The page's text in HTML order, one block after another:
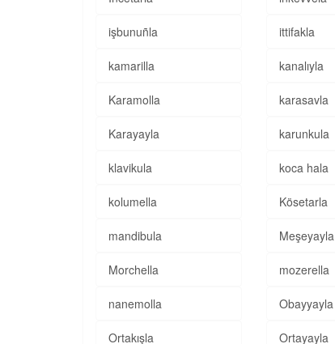
işbunuñla ittifakla
kamarilla kanalıyla
Karamolla karasavla
Karayayla karunkula
klavikula koca hala
kolumella Kösetarla
mandibula Meşeyayla
Morchella mozerella
nanemolla Obayyayla
Ortakışla Ortayayla